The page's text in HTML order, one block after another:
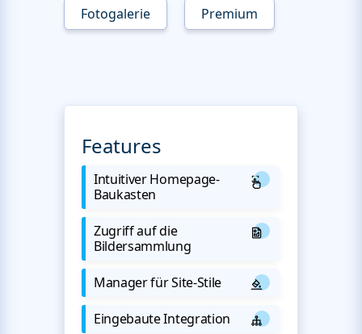
Fotogalerie Premium
Features
Intuitiver Homepage-
Baukasten
Zugriff auf die
Bildersammlung
Manager für Site-Stile
Eingebaute Integration